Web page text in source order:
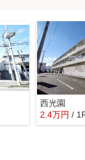
西光園
2.4万円 /